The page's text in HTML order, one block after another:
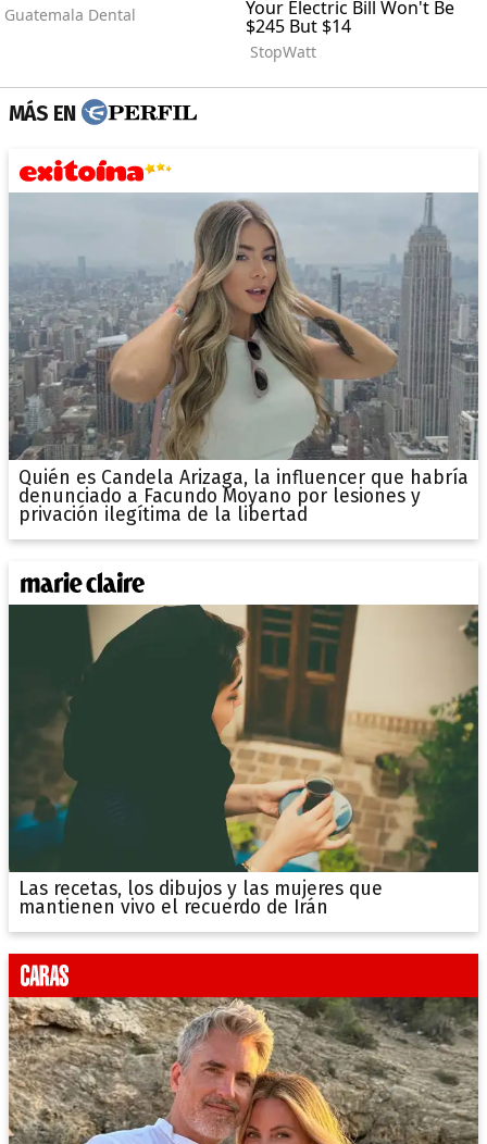
MÁS EN
Quién es Candela Arizaga, la influencer que habría
denunciado a Facundo Moyano por lesiones y
privación ilegítima de la libertad
Las recetas, los dibujos y las mujeres que
mantienen vivo el recuerdo de Irán